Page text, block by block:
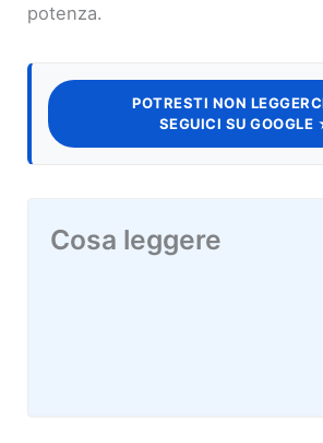
potenza.
POTRESTI NON
SEGUICI SU GOOGLE
Cosa leggere